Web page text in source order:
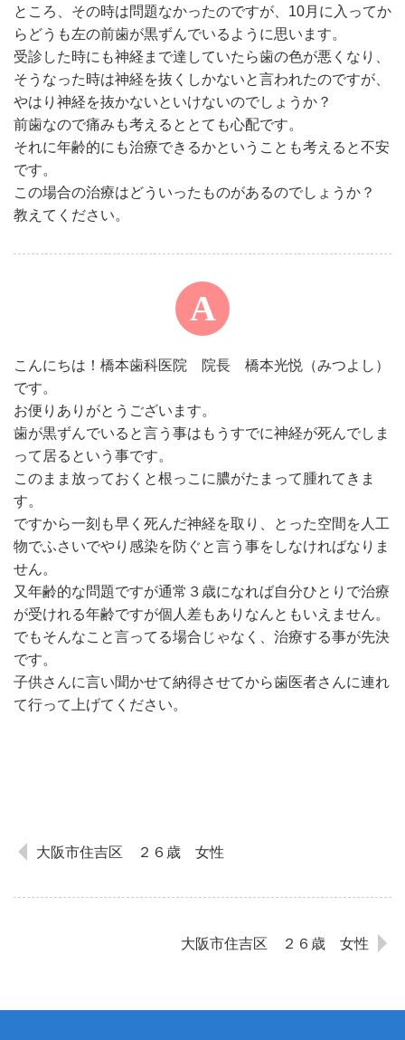
ところ、その時は問題なかったのですが、10月に入ってか
らどうも左の前歯が黒ずんでいるように思います。
受診した時にも神経まで達していたら歯の色が悪くなり、
そうなった時は神経を抜くしかないと言われたのですが、
やはり神経を抜かないといけないのでしょうか？
前歯なので痛みも考えるととても心配です。
それに年齢的にも治療できるかということも考えると不安
です。
この場合の治療はどういったものがあるのでしょうか？
教えてください。
こんにちは！橋本歯科医院 院長 橋本光悦（みつよし）
です。
お便りありがとうございます。
歯が黒ずんでいると言う事はもうすでに神経が死んでしま
って居るという事です。
このまま放っておくと根っこに膿がたまって腫れてきま
す。
ですから一刻も早く死んだ神経を取り、とった空間を人工
物でふさいでやり感染を防ぐと言う事をしなければなりま
せん。
又年齢的な問題ですが通常３歳になれば自分ひとりで治療
が受けれる年齢ですが個人差もありなんともいえません。
でもそんなこと言ってる場合じゃなく、治療する事が先決
です。
子供さんに言い聞かせて納得させてから歯医者さんに連れ
て行って上げてください。
大阪市住吉区 ２６歳 女性
大阪市住吉区 ２６歳 女性